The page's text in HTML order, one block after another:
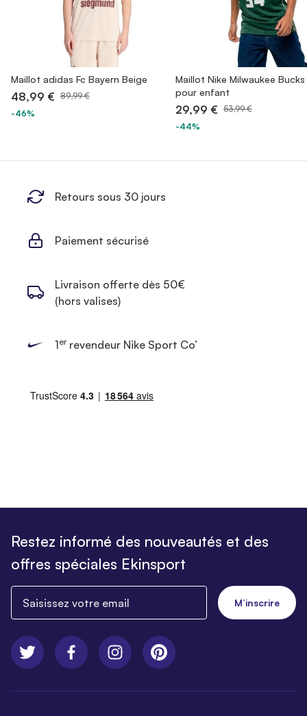
Maillot adidas Fc Bayern Beige
48,99 € 89,99 €
-46%
Maillot Nike Milwaukee
pour enfant
29,99 € 53,99 €
-44%
Retours sous 30 jours
Paiement sécurisé
Livraison offerte dès 50€
(hors valises)
1errevendeur Nike Sport Co’
Restez informé des nouveautés et des
offres spéciales Ekinsport
M’inscrire